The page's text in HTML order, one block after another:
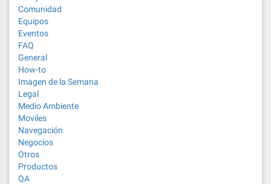
Comunidad
Equipos
Eventos
FAQ
General
How-to
Imagen de la Semana
Legal
Medio Ambiente
Moviles
Navegación
Negocios
Otros
Productos
QA